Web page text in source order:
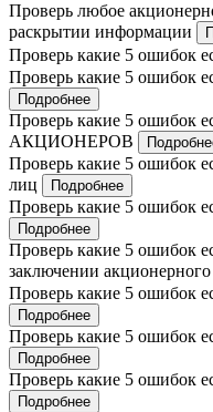
Проверь любое
раскрытии информации
Проверь какие 5 ошибок
Проверь какие 5 ошибок
Подробнее
Проверь какие 5 ошибок
АКЦИОНЕРОВ
Проверь какие 5 ошибок
лиц
Подробнее
Проверь какие 5 ошибок
Подробнее
Проверь какие 5 ошибок
заключении
Проверь какие 5 ошибок
Подробнее
Проверь какие 5 ошибок
Подробнее
Проверь какие 5 ошибок
Подробнее